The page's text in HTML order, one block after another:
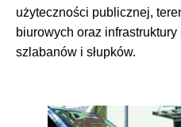
użyteczności publicznej,
biurowych oraz
szlabanów i słupków.